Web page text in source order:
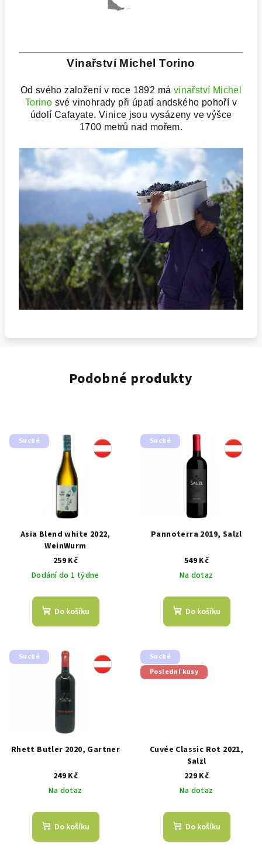
Vinařství Michel Torino
Od svého založení v roce 1892 má vinařství Michel
Torino své vinohrady při úpatí andského pohoří v
údolí Cafayate. Vinice jsou vysázeny ve výšce
1700 metrů nad mořem.
Podobné produkty
Suché
Asia Blend white 2022,
WeinWurm
259 Kč
Dodání do 1 týdne
Do košíku
Suché
Pannoterra 2019, Salzl
549 Kč
Na dotaz
Do košíku
Suché
Rhett Butler 2020, Gartner
249 Kč
Na dotaz
Do košíku
Suché
Poslední kusy
Cuvée Classic Rot 2021,
Salzl
229 Kč
Na dotaz
Do košíku